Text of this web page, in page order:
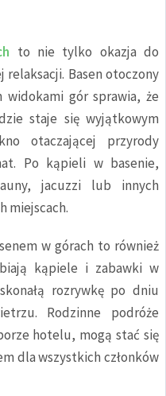
to nie tylko okazja do
Basen otoczony
widokami gór sprawia, że
staje się wyjątkowym
otaczającej przyrody
Po kąpieli w basenie,
jacuzzi lub innych
miejscach.
w górach to również
kąpiele i zabawki w
rozrywkę po dniu
Rodzinne podróże
hotelu, mogą stać się
dla wszystkich członków